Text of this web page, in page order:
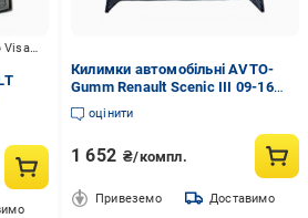
До -10% з суперкредиткою Visa Вигода
Килимки автомобільні AVTO-
Gumm Renault Scenic III 09-16
Чорний (11623)
оцінити
1 652 ₴/компл.
Привеземо Доставимо